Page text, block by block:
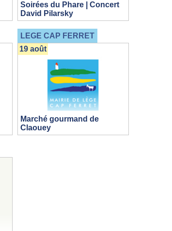
Soirées du Phare | Concert
David Pilarsky
LEGE CAP FERRET
Marché gourmand de
Claouey
19 août